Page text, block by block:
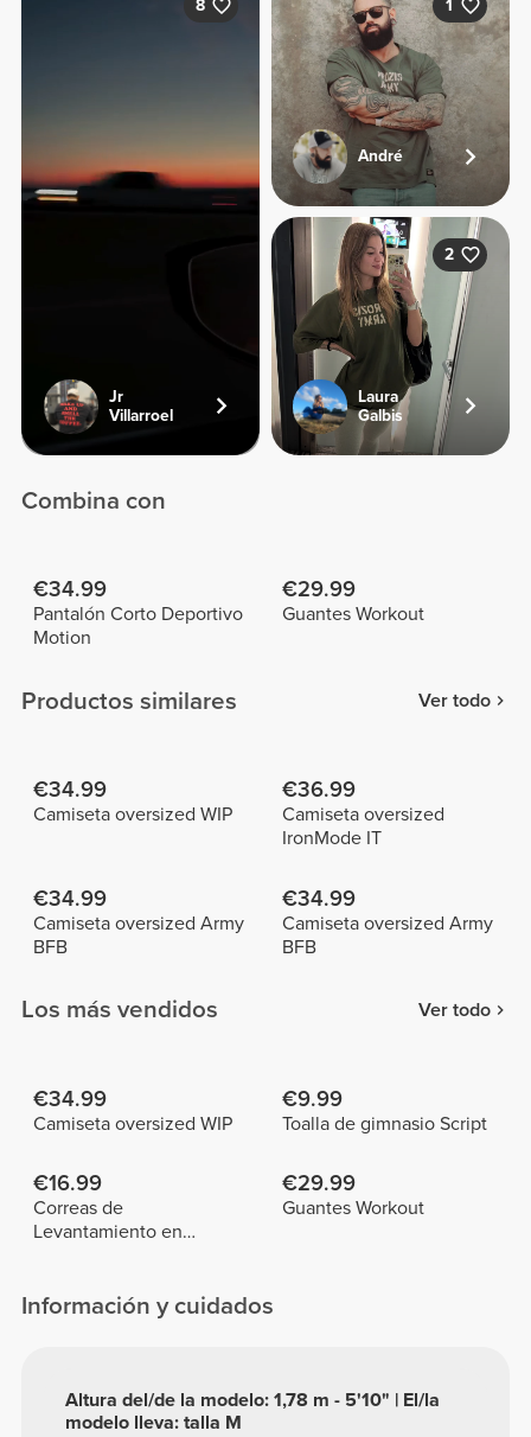
8
Jr
Villarroel
1
André
2
Laura
Galbis
Combina con
€34.99
Pantalón Corto Deportivo
Motion
€29.99
Guantes Workout
Productos similares Ver todo
€34.99
Camiseta oversized WIP
€36.99
Camiseta oversized
IronMode IT
€34.99
Camiseta oversized Army
BFB
€34.99
Camiseta oversized Army
BFB
Los más vendidos Ver todo
€34.99
Camiseta oversized WIP
€9.99
Toalla de gimnasio Script
€16.99
Correas de
Levantamiento en
€29.99
Guantes Workout
Información y cuidados
Altura del/de la modelo: 1,78 m - 5'10" | El/la
modelo lleva: talla M